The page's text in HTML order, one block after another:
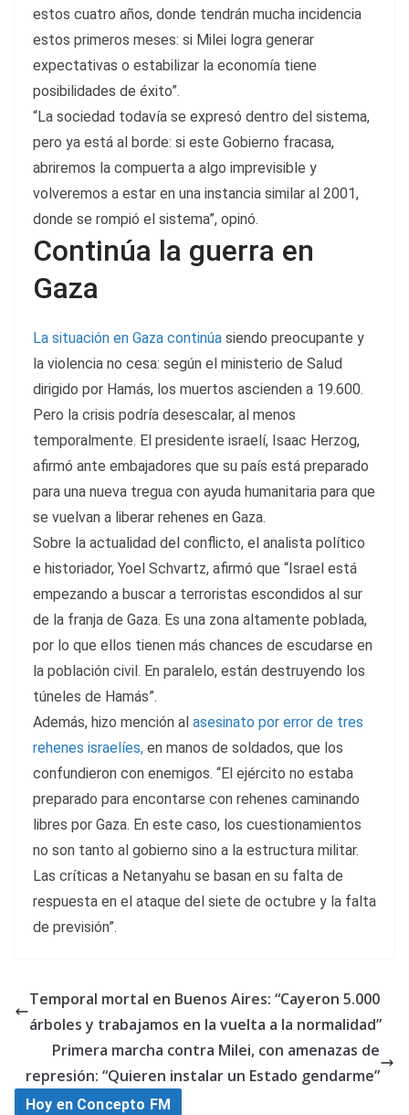
estos cuatro años, donde tendrán mucha incidencia
estos primeros meses: si Milei logra generar
expectativas o estabilizar la economía tiene
posibilidades de éxito”.
“La sociedad todavía se expresó dentro del sistema,
pero ya está al borde: si este Gobierno fracasa,
abriremos la compuerta a algo imprevisible y
volveremos a estar en una instancia similar al 2001,
donde se rompió el sistema”, opinó.
Continúa la guerra en
Gaza
La situación en Gaza continúa siendo preocupante y
la violencia no cesa: según el ministerio de Salud
dirigido por Hamás, los muertos ascienden a 19.600.
Pero la crisis podría desescalar, al menos
temporalmente. El presidente israelí, Isaac Herzog,
afirmó ante embajadores que su país está preparado
para una nueva tregua con ayuda humanitaria para que
se vuelvan a liberar rehenes en Gaza.
Sobre la actualidad del conflicto, el analista político
e historiador, Yoel Schvartz, afirmó que “Israel está
empezando a buscar a terroristas escondidos al sur
de la franja de Gaza. Es una zona altamente poblada,
por lo que ellos tienen más chances de escudarse en
la población civil. En paralelo, están destruyendo los
túneles de Hamás”.
Además, hizo mención al asesinato por error de tres
rehenes israelíes, en manos de soldados, que los
confundieron con enemigos. “El ejército no estaba
preparado para encontarse con rehenes caminando
libres por Gaza. En este caso, los cuestionamientos
no son tanto al gobierno sino a la estructura militar.
Las críticas a Netanyahu se basan en su falta de
respuesta en el ataque del siete de octubre y la falta
de previsión”.
Temporal mortal en Buenos Aires: “Cayeron 5.000
árboles y trabajamos en la vuelta a la normalidad”
Primera marcha contra Milei, con amenazas de
represión: “Quieren instalar un Estado gendarme”
Hoy en Concepto FM